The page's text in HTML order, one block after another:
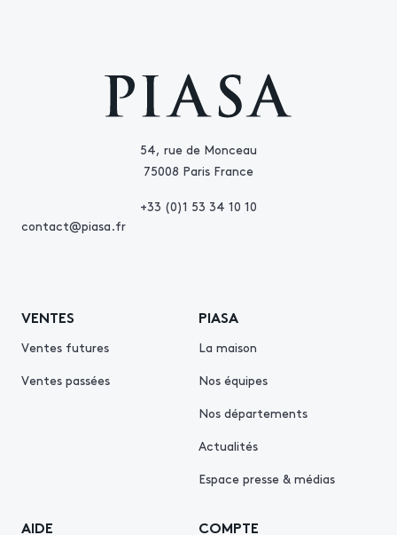
54, rue de Monceau
75008 Paris France
+33 (0)1 53 34 10 10
contact@piasa.fr
VENTES
Ventes futures
Ventes passées
PIASA
La maison
Nos équipes
Nos départements
Actualités
Espace presse & médias
AIDE COMPTE